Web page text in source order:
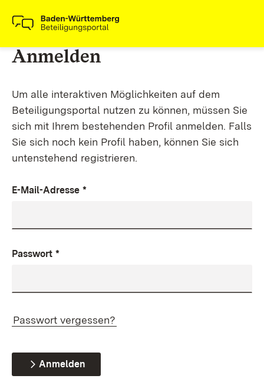
Anmelden
Um alle interaktiven Möglichkeiten auf dem
Beteiligungsportal nutzen zu können, müssen Sie
sich mit Ihrem bestehenden Profil anmelden. Falls
Sie sich noch kein Profil haben, können Sie sich
untenstehend registrieren.
E-Mail-Adresse *
Passwort *
Passwort vergessen?
Anmelden